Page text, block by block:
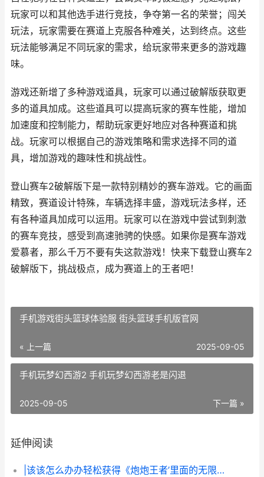
玩家可以和其他选手进行竞技，争夺第一名的荣誉；闯关
玩法，玩家需要在赛道上克服各种难关，达到终点。这些
玩法能够满足不同玩家的需求，给玩家带来更多的游戏趣
味。
游戏还新增了多种游戏道具，玩家可以通过破解版获取更
多的道具加成。这些道具可以提高玩家的赛车性能，增加
加速度和控制能力，帮助玩家更好地应对各种赛道和挑
战。玩家可以根据自己的游戏策略和需求选择不同的道
具，增加游戏的趣味性和挑战性。
登山赛车2破解版下是一款特别精妙的赛车游戏。它的画面
精致，赛道设计特殊，车辆选择丰盛，游戏玩法多样，还
有各种道具加成可以运用。玩家可以在游戏中尝试到刺激
的赛车竞技，感受到高速驰骋的快感。如果你是赛车游戏
爱慕者，那么千万不要有失这款游戏！快来下载登山赛车2
破解版下，挑战极点，成为赛道上的王者吧！
手机游戏街头篮球体验服 街头篮球手机版官网
« 上一篇 2025-09-05
手机玩梦幻西游2 手机玩梦幻西游老是闪退
下一篇 »
2025-09-05
延伸阅读
|该该怎么办办轻松获得《炮炮王者’里面的无限金币和星星|